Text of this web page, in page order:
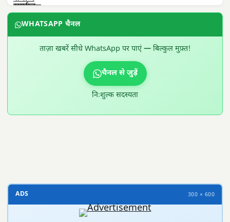
WHATSAPP चैनल
ताज़ा खबरें सीधे WhatsApp पर पाएं — बिल्कुल मुफ़्त!
चैनल से जुड़ें
निःशुल्क सदस्यता
ADS 300 × 600